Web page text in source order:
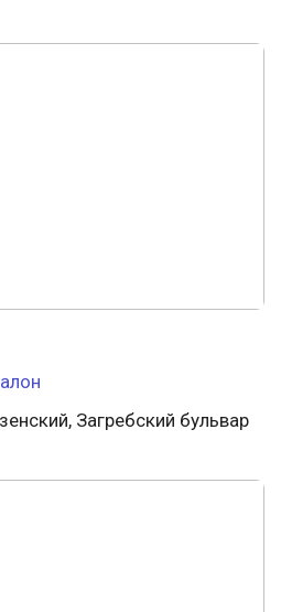
Загребский бульвар